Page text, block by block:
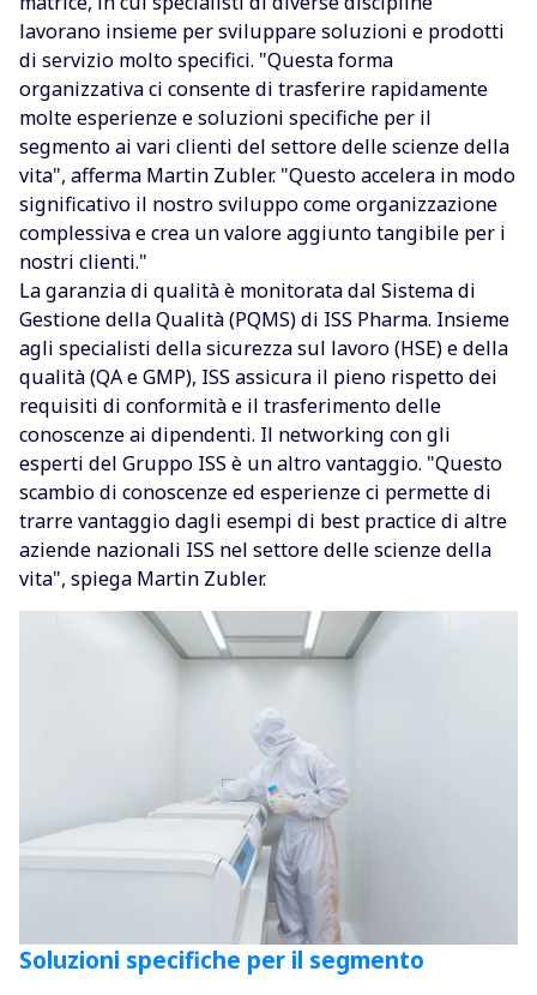
lavorano insieme per sviluppare soluzioni e prodotti
di servizio molto specifici. "Questa forma
organizzativa ci consente di trasferire rapidamente
molte esperienze e soluzioni specifiche per il
segmento ai vari clienti del settore delle scienze della
vita", afferma Martin Zubler. "Questo accelera in modo
significativo il nostro sviluppo come organizzazione
complessiva e crea un valore aggiunto tangibile per i
nostri clienti."‍
La garanzia di qualità è monitorata dal Sistema di
Gestione della Qualità (PQMS) di ISS Pharma. Insieme
agli specialisti della sicurezza sul lavoro (HSE) e della
qualità (QA e GMP), ISS assicura il pieno rispetto dei
requisiti di conformità e il trasferimento delle
conoscenze ai dipendenti. Il networking con gli
esperti del Gruppo ISS è un altro vantaggio. "Questo
scambio di conoscenze ed esperienze ci permette di
trarre vantaggio dagli esempi di best practice di altre
aziende nazionali ISS nel settore delle scienze della
vita", spiega Martin Zubler.
Soluzioni specifiche per il segmento